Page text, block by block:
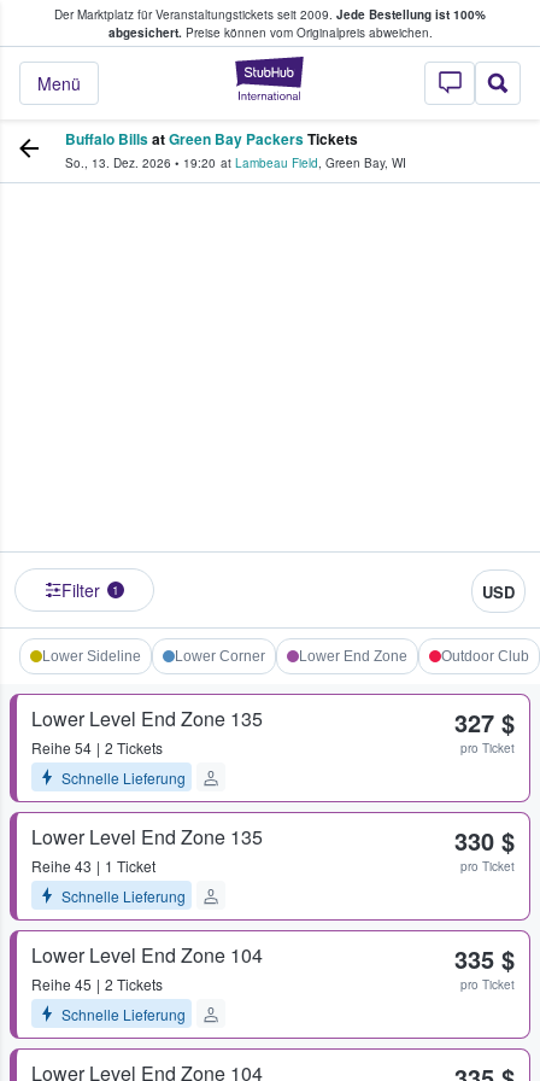
Der Marktplatz für Veranstaltungstickets seit 2009. Jede Bestellung ist 100%
abgesichert.Preise können vom Originalpreis abweichen.
StubHub - Wo
Menü
Tickets kaufen & verkaufen
Buffalo BillsatGreen Bay PackersTickets
So., 13. Dez. 2026 • 19:20 at Lambeau Field, Green Bay, WI
Filter 1 USD
Lower Sideline Lower Corner Lower End Zone Outdoor Club
Lower Level End Zone 135
Reihe 54
2 Tickets
Schnelle Lieferung
327 $
pro Ticket
Lower Level End Zone 135
Reihe 43
1 Ticket
Schnelle Lieferung
330 $
pro Ticket
Lower Level End Zone 104
Reihe 45
2 Tickets
Schnelle Lieferung
335 $
pro Ticket
Lower Level End Zone 104